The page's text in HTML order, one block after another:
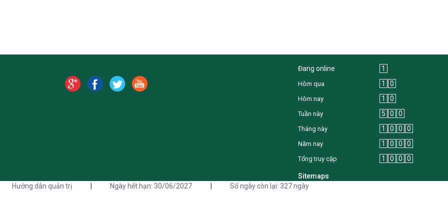
Đang online 1
Hôm qua 1 0
Hôm nay 1 0
Tuần này 5 0 0
Tháng này 1 0 0 0
Năm nay 1 0 0 0
Tổng truy cập 1 0 0 0
Sitemaps
Hướng dẫn quản trị | Ngày hết hạn: 30/06/2027 | Số ngày còn lại: 327 ngày